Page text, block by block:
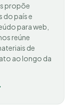
propõe
do país e
para web,
reúne
de
ao longo da